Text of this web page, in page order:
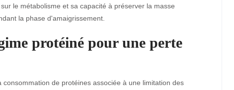
le métabolisme et sa capacité à préserver la masse
la phase d'amaigrissement.
protéiné pour une perte
de protéines associée à une limitation des